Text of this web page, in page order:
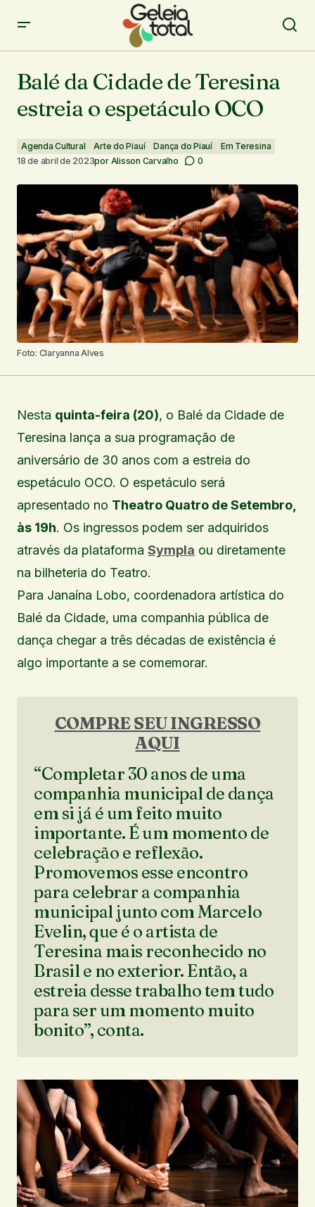
Balé da Cidade de Teresina
estreia o espetáculo OCO
Agenda Cultural Arte do Piauí Dança do Piauí
Em Teresina
18 de abril de 2023por Alisson Carvalho 0
Foto: Claryanna Alves
Nesta quinta-feira (20), o Balé da Cidade de
Teresina lança a sua programação de
aniversário de 30 anos com a estreia do
espetáculo OCO. O espetáculo será
apresentado no Theatro Quatro de Setembro,
às 19h. Os ingressos podem ser adquiridos
através da plataforma Sympla ou diretamente
na bilheteria do Teatro.
Para Janaína Lobo, coordenadora artística do
Balé da Cidade, uma companhia pública de
dança chegar a três décadas de existência é
algo importante a se comemorar.
COMPRE SEU INGRESSO
AQUI
“Completar 30 anos de uma
companhia municipal de dança
em si já é um feito muito
importante. É um momento de
celebração e reflexão.
Promovemos esse encontro
para celebrar a companhia
municipal junto com Marcelo
Evelin, que é o artista de
Teresina mais reconhecido no
Brasil e no exterior. Então, a
estreia desse trabalho tem tudo
para ser um momento muito
bonito”, conta.